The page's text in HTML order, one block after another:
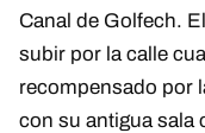
Canal de Golfech.
subir por la calle
recompensado por
con su antigua sala